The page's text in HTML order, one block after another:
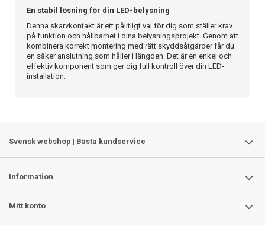
En stabil lösning för din LED-belysning
Denna skarvkontakt är ett pålitligt val för dig som ställer krav
på funktion och hållbarhet i dina belysningsprojekt. Genom att
kombinera korrekt montering med rätt skyddsåtgärder får du
en säker anslutning som håller i längden. Det är en enkel och
effektiv komponent som ger dig full kontroll över din LED-
installation.
Svensk webshop | Bästa kundservice
Information
Mitt konto